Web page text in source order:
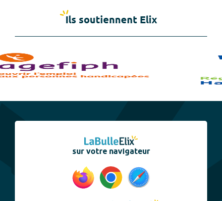
Ils soutiennent Elix
sur votre navigateur